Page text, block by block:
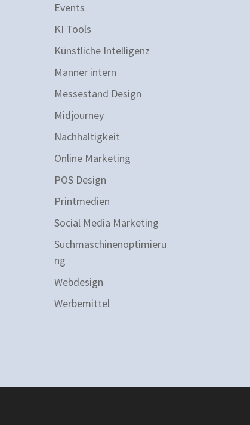
Events
KI Tools
Künstliche Intelligenz
Manner intern
Messestand Design
Midjourney
Nachhaltigkeit
Online Marketing
POS Design
Printmedien
Social Media Marketing
Suchmaschinenoptimieru
ng
Webdesign
Werbemittel